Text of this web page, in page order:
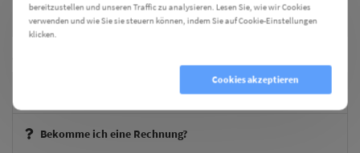
Erhalte ich eine Teilnahmebestätigung?
Wie kann ich die Weiterbildungen bezahlen?
Bekomme ich eine Rechnung?
bereitzustellen und unseren Traffic zu analysieren. Lesen Sie, wie wir Cookies
verwenden und wie Sie sie steuern können, indem Sie auf Cookie-Einstellungen
klicken.
Cookies akzeptieren